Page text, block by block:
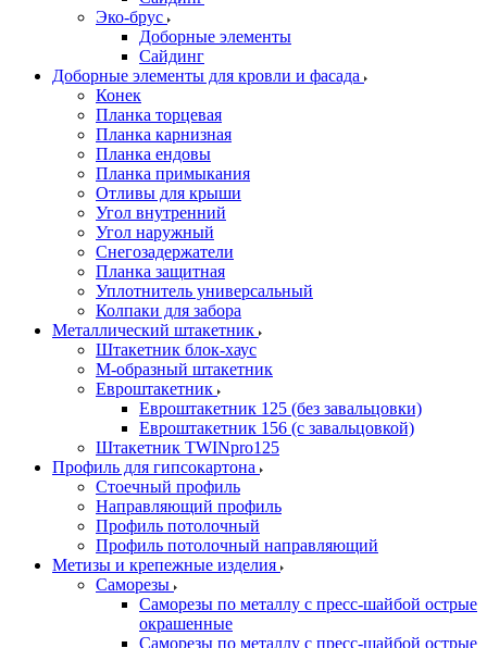
Эко-брус
Доборные элементы
Сайдинг
Доборные элементы для кровли и фасада
Конек
Планка торцевая
Планка карнизная
Планка ендовы
Планка примыкания
Отливы для крыши
Угол внутренний
Угол наружный
Снегозадержатели
Планка защитная
Уплотнитель универсальный
Колпаки для забора
Металлический штакетник
Штакетник блок-хаус
М-образный штакетник
Евроштакетник
Евроштакетник 125 (без завальцовки)
Евроштакетник 156 (с завальцовкой)
Штакетник TWINpro125
Профиль для гипсокартона
Стоечный профиль
Направляющий профиль
Профиль потолочный
Профиль потолочный направляющий
Метизы и крепежные изделия
Саморезы
Саморезы по металлу с пресс-шайбой острые
окрашенные
Саморезы по металлу с пресс-шайбой острые